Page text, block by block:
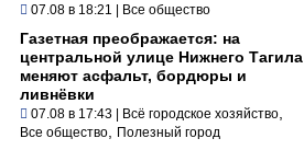
07.08 в 18:21 | Все общество
Газетная преображается: на
центральной улице Нижнего Тагила
меняют асфальт, бордюры и
ливнёвки
07.08 в 17:43 | Всё городское хозяйство
Все общество Полезный город